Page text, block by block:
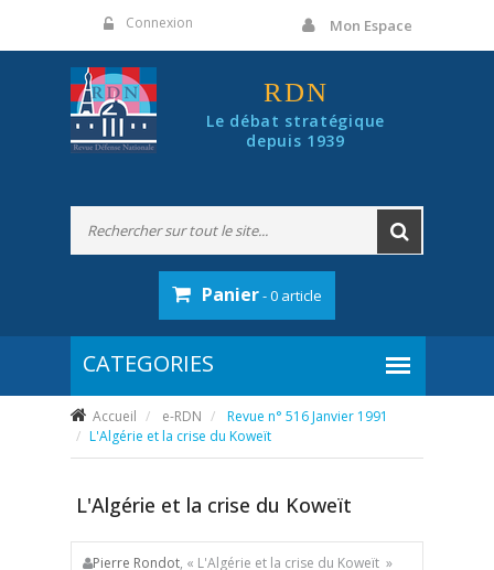
Connexion Mon Espace
RDN
Le débat stratégique
depuis 1939
Panier- 0 article
Accueil e-RDN
Revue n° 516 Janvier 1991
L'Algérie et la crise du Koweït
L'Algérie et la crise du Koweït
Pierre Rondot, « L'Algérie et la crise du Koweït »